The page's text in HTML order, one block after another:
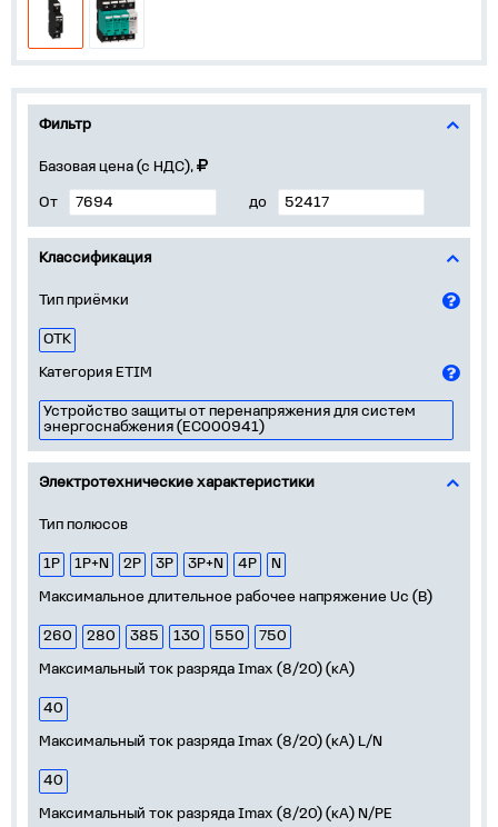
Фильтр
Базовая цена (с НДС),
От до
Классификация
Тип приёмки
ОТК
Категория ETIM
Устройство защиты от перенапряжения для систем
энергоснабжения (EC000941)
Электротехнические характеристики
Тип полюсов
1P 1P+N 2P 3P 3P+N 4P
N
Максимальное длительное рабочее напряжение Uс (В)
260 280 385 130 550
750
Максимальный ток разряда Imax (8/20) (кА)
40
Максимальный ток разряда Imax (8/20) (кА) L/N
40
Максимальный ток разряда Imax (8/20) (кА) N/PE